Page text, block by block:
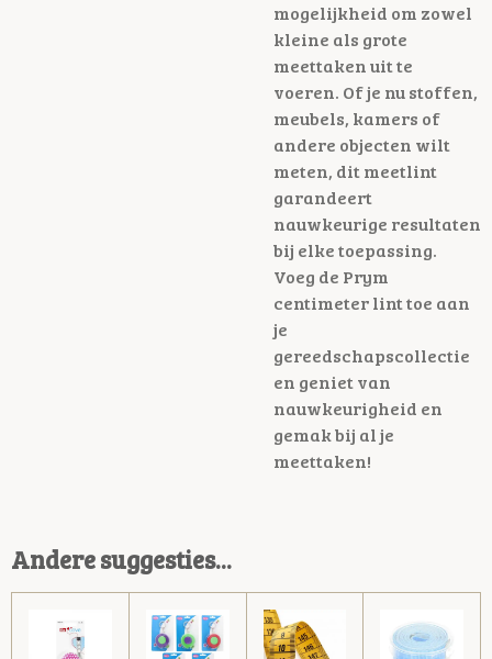
mogelijkheid om zowel
kleine als grote
meettaken uit te
voeren. Of je nu stoffen,
meubels, kamers of
andere objecten wilt
meten, dit meetlint
garandeert
nauwkeurige resultaten
bij elke toepassing.
Voeg de Prym
centimeter lint toe aan
je
gereedschapscollectie
en geniet van
nauwkeurigheid en
gemak bij al je
meettaken!
Andere suggesties...